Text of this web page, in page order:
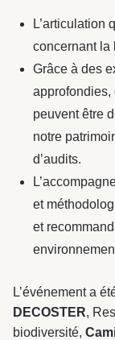
L’articulation
concernant la
Grâce à des
approfondies,
peuvent être
notre
d’audits.
et
et
L’événement a
DECOSTER,
biodiversité,